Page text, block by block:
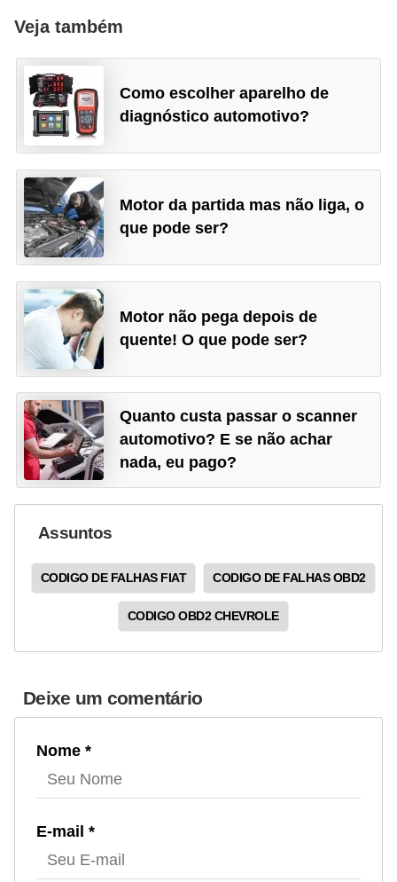
Veja também
Como escolher aparelho de
diagnóstico automotivo?
Motor da partida mas não liga, o
que pode ser?
Motor não pega depois de
quente! O que pode ser?
Quanto custa passar o scanner
automotivo? E se não achar
nada, eu pago?
Assuntos
CODIGO DE FALHAS FIAT CODIGO DE FALHAS OBD2
CODIGO OBD2 CHEVROLE
Deixe um comentário
Nome *
E-mail *